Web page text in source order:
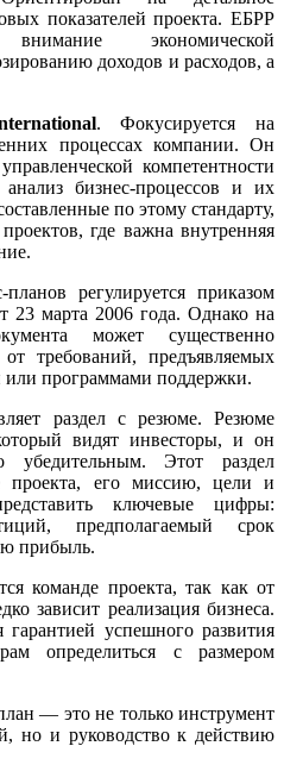
показателей проекта. ЕБРР
экономической
доходов и расходов, а
. Фокусируется на
процессах компании. Он
компетентности
бизнес-процессов и их
по этому стандарту,
где важна внутренняя
регулируется приказом
марта 2006 года. Однако на
может существенно
требований, предъявляемых
программами поддержки.
раздел с резюме. Резюме
видят инвесторы, и он
убедительным. Этот раздел
проекта, его миссию, цели и
ключевые цифры:
предполагаемый срок
прибыль.
команде проекта, так как от
зависит реализация бизнеса.
успешного развития
определиться с размером
— это не только инструмент
но и руководство к действию